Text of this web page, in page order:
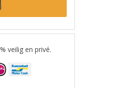
veilig en privé.